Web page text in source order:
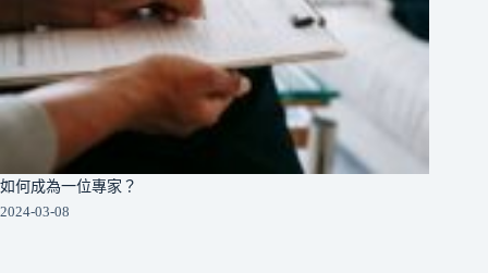
如何成為一位專家？
2024-03-08